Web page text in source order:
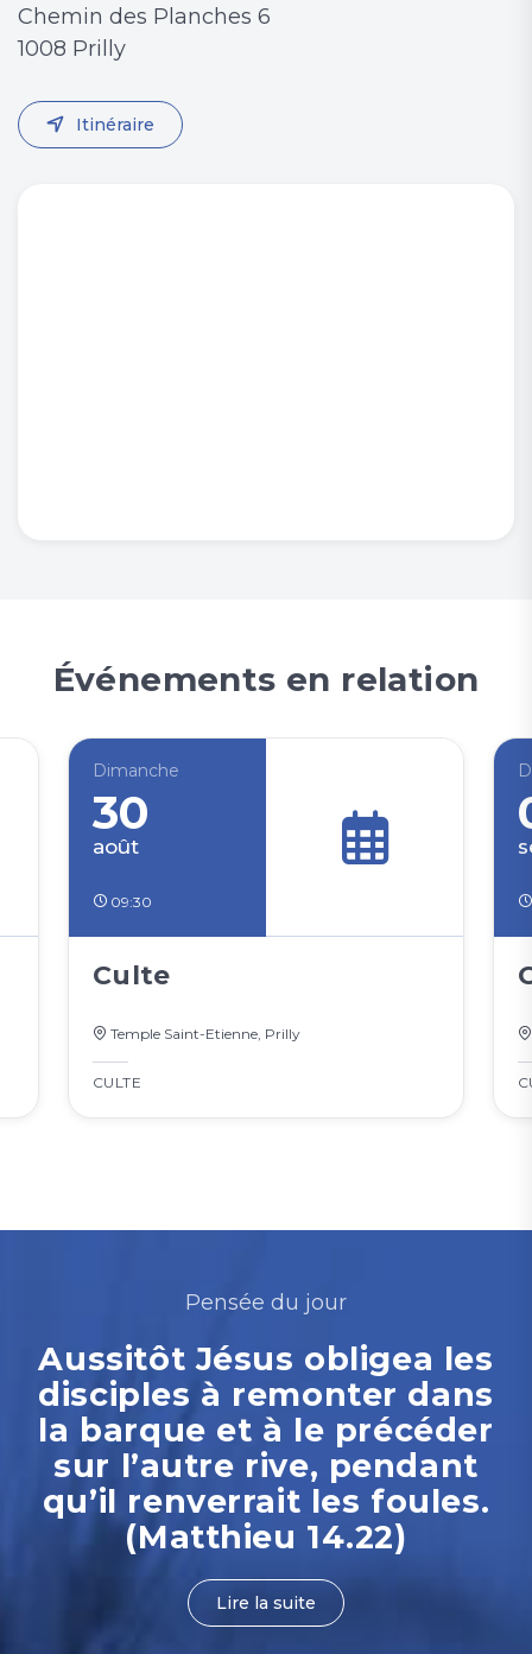
Chemin des Planches 6
1008 Prilly
Itinéraire
Événements en relation
Dimanche
30
août
09:30
Culte
Temple Saint-Etienne, Prilly
CULTE
Pensée du jour
Aussitôt Jésus obligea les
disciples à remonter dans
la barque et à le précéder
sur l’autre rive, pendant
qu’il renverrait les foules.
(Matthieu 14.22)
Lire la suite